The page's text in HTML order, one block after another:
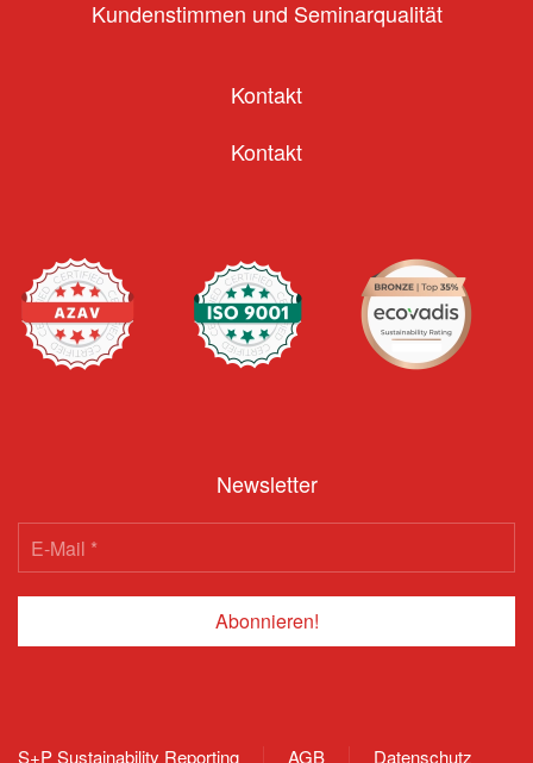
Kundenstimmen und Seminarqualität
Kontakt
Kontakt
Newsletter
S+P Sustainability Reporting AGB Datenschutz